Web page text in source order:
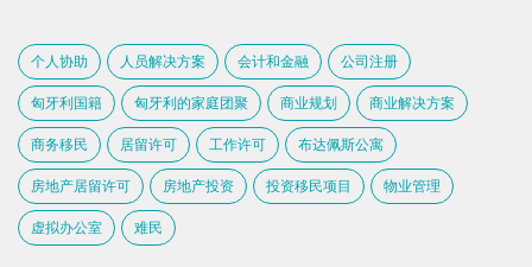
个人协助 人员解决方案 会计和金融 公司注册
匈牙利国籍 匈牙利的家庭团聚 商业规划 商业解决方案
商务移民 居留许可 工作许可 布达佩斯公寓
房地产居留许可 房地产投资 投资移民项目 物业管理
虚拟办公室 难民